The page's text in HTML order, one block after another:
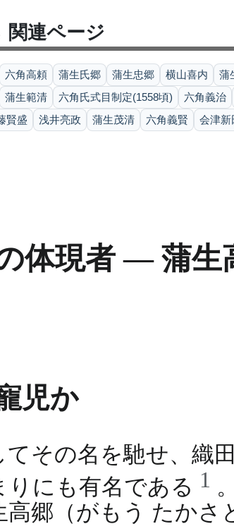
関連ページ
六角高頼 蒲生氏郷 蒲生忠郷 横山喜内
蒲
蒲生範清 六角氏式目制定(1558頃)
六角義治
賢盛 浅井亮政 蒲生茂清 六角義賢
会津新
体現者 ― 蒲生
児か
その名を馳せ、織
にも有名である 1
郷（がもう たかさ